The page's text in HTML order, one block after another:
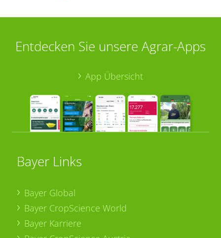
Entdecken Sie unsere Agrar-Apps
App Übersicht
Bayer Links
Bayer Global
Bayer CropScience World
Bayer Karriere